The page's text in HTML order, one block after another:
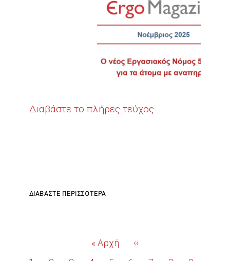
ΣΤΟ
ΑΛΟΥΜΊΝΙΟ
ΕΛΛΆΔΑΣ
(METLEN)
Διαβάστε το πλήρες τεύχος
ΔΙΑΒΆΣΤΕ ΠΕΡΙΣΣΌΤΕΡΑ
ΝΟΈΜΒΡΙΟΣ
First
page
« Αρχή
Προηγούμενη
σελίδα
‹‹